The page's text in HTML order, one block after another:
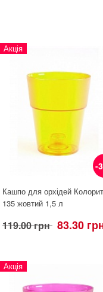
-
Акція
Кашпо для орхідей Колорит
135 жовтий 1,5 л
119.00 грн 83.30
Акція